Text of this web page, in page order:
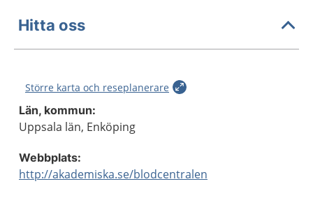
Hitta oss
Större karta och reseplanerare
Län, kommun:
Uppsala län, Enköping
Webbplats:
http://akademiska.se/blodcentralen